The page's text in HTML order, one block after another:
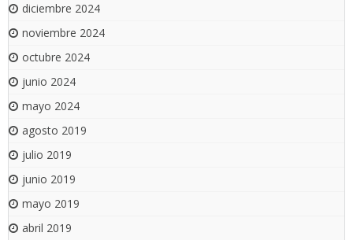
diciembre 2024
noviembre 2024
octubre 2024
junio 2024
mayo 2024
agosto 2019
julio 2019
junio 2019
mayo 2019
abril 2019